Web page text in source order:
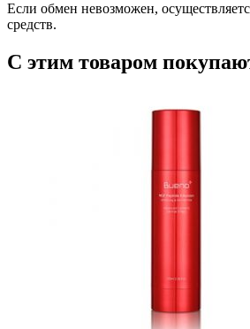
Если обмен невозможен,
средств.
С этим товаром